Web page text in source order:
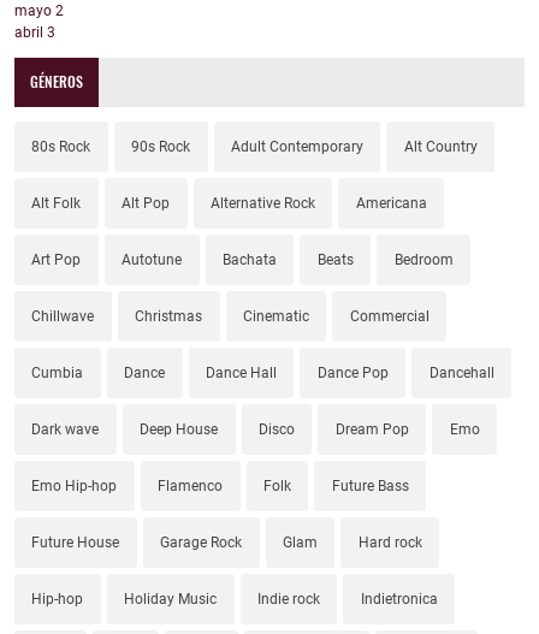
mayo 2
abril 3
GÉNEROS
80s Rock 90s Rock Adult Contemporary Alt Country
Alt Folk Alt Pop Alternative Rock Americana
Art Pop Autotune Bachata Beats Bedroom
Chillwave Christmas Cinematic Commercial
Cumbia Dance Dance Hall Dance Pop Dancehall
Dark wave Deep House Disco Dream Pop Emo
Emo Hip-hop Flamenco Folk Future Bass
Future House Garage Rock Glam Hard rock
Hip-hop Holiday Music Indie rock Indietronica